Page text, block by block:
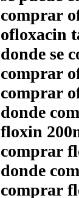
comprar
ofloxacin
donde se
comprar
comprar
donde
floxin
comprar
donde
comprar